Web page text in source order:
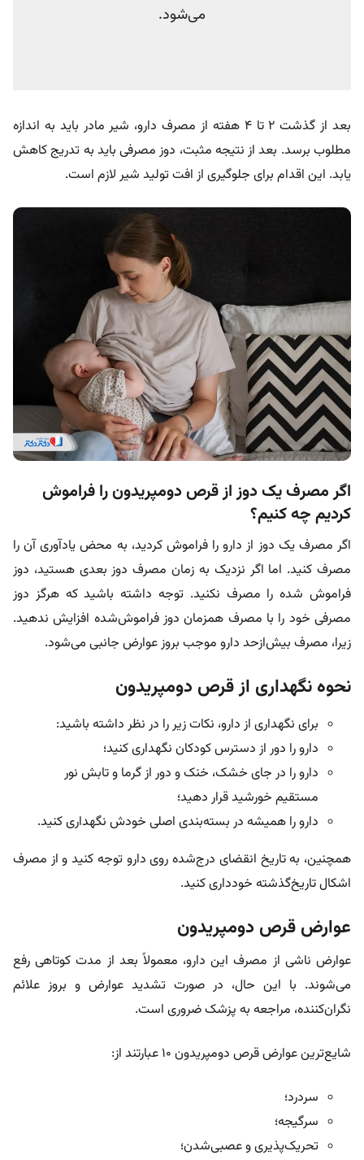
می‌شود.
بعد از گذشت ۲ تا ۴ هفته از مصرف دارو، شیر مادر باید به اندازه
مطلوب برسد. بعد از نتیجه مثبت، دوز مصرفی باید به تدریج کاهش
یابد. این اقدام برای جلوگیری از افت تولید شیر لازم است.
اگر مصرف یک دوز از قرص دومپریدون را فراموش
کردیم چه کنیم؟
اگر مصرف یک دوز از دارو را فراموش کردید، به محض یادآوری آن را
مصرف کنید. اما اگر نزدیک به زمان مصرف دوز بعدی هستید، دوز
فراموش شده را مصرف نکنید. توجه داشته باشید که هرگز دوز
مصرفی خود را با مصرف همزمان دوز فراموش‌شده افزایش ندهید.
زیرا، مصرف بیش‌ازحد دارو موجب بروز عوارض جانبی می‌شود.
نحوه نگهداری از قرص دومپریدون
برای نگهداری از دارو، نکات زیر را در نظر داشته باشید:
دارو را دور از دسترس کودکان نگهداری کنید؛
دارو را در جای خشک، خنک و دور از گرما و تابش نور
مستقیم خورشید قرار دهید؛
دارو را همیشه در بسته‌بندی اصلی خودش نگهداری کنید.
همچنین، به تاریخ انقضای درج‌شده روی دارو توجه کنید و از مصرف
اشکال تاریخ‌گذشته خودداری کنید.
عوارض قرص دومپریدون
عوارض ناشی از مصرف این دارو، معمولاً بعد از مدت کوتاهی رفع
می‌شوند. با این حال، در صورت تشدید عوارض و بروز علائم
نگران‌کننده، مراجعه به پزشک ضروری است.
شایع‌ترینعوارض قرص دومپریدون ۱۰ عبارتند از:
سردرد؛
سرگیجه؛
تحریک‌پذیری و عصبی‌شدن؛